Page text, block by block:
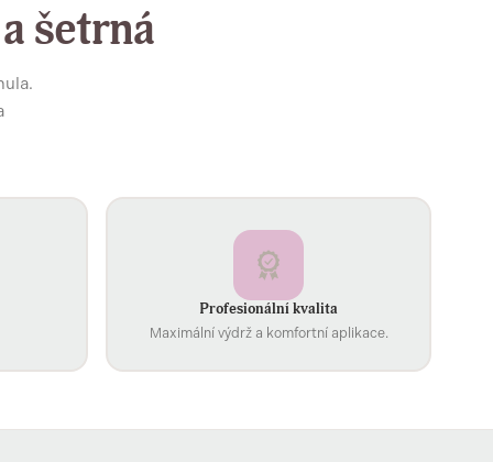
šetrná
Profesionální kvalita
Maximální výdrž a komfortní aplikace.